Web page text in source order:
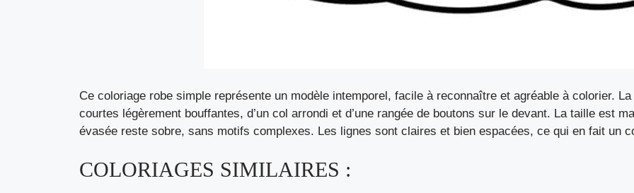
Ce coloriage robe simple représente un modèle intemporel, facile à reconnaître et agréable à colorier.
courtes légèrement bouffantes, d’un col arrondi et d’une rangée de boutons sur le devant. La taille est
évasée reste sobre, sans motifs complexes. Les lignes sont claires et bien espacées, ce qui en fait un
COLORIAGES SIMILAIRES :